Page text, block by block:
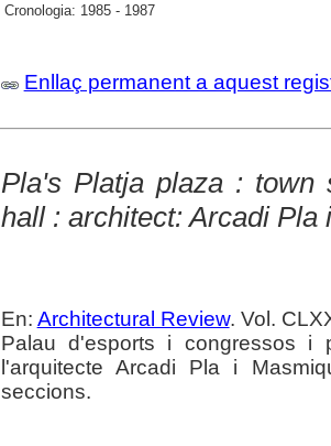
Cronologia: 1985 - 1987
Enllaç permanent a aquest
Pla's Platja plaza : town
hall : architect: Arcadi Pla
En: Architectural Review. Vol.
Palau d'esports i congressos i
l'arquitecte Arcadi Pla i
seccions.